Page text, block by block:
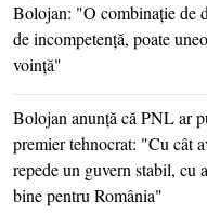
Bolojan: "O combinaţie de
de incompetenţă, poate
voinţă"
Bolojan anunţă că PNL ar
premier tehnocrat: "Cu cât
repede un guvern stabil, cu
bine pentru România"